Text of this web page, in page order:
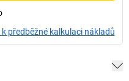
předběžné kalkulaci nákladů